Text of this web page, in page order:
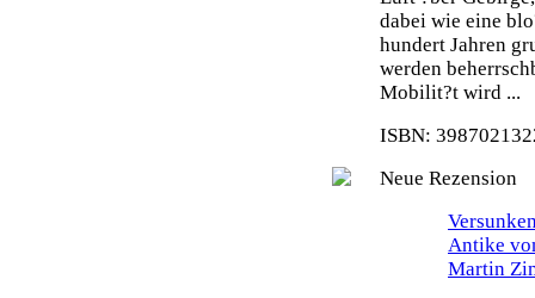
dabei wie eine
hundert Jahren
werden
Mobilit?t wird ...
ISBN:
Neue Rezension
Antike
Martin